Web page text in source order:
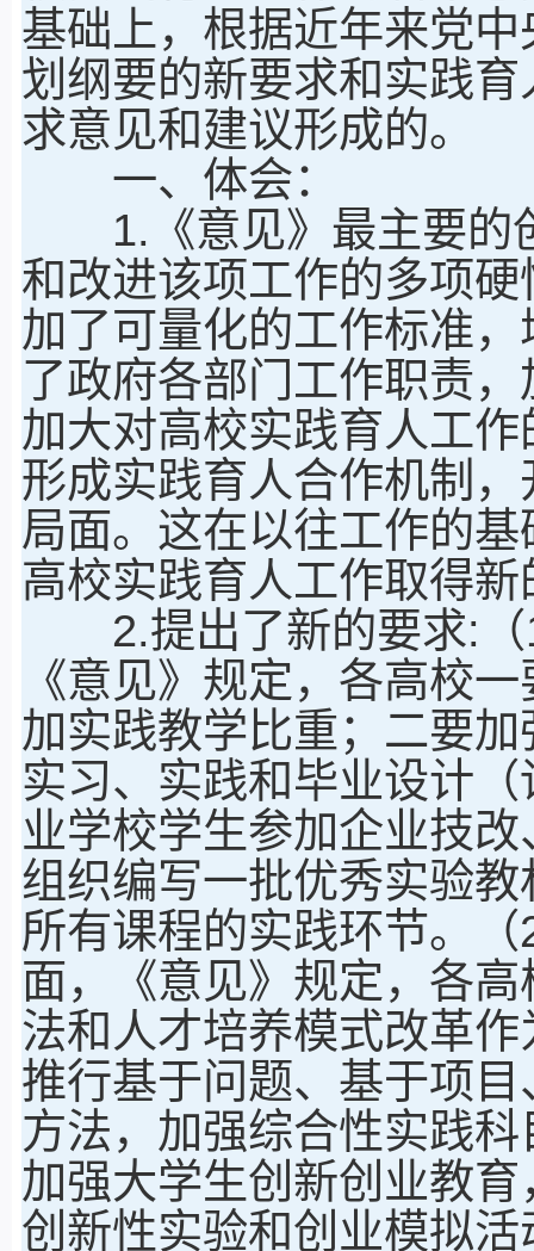
基础上，根据近年来党
划纲要的新要求和实践
求意见和建议形成的。
一、体会：
1.《意见》最主要的
和改进该项工作的多项
加了可量化的工作标准
了政府各部门工作职责
加大对高校实践育人工
形成实践育人合作机制
局面。这在以往工作的
高校实践育人工作取得新
2.提出了新的要求:（
《意见》规定，各高校
加实践教学比重；二要
实习、实践和毕业设计
业学校学生参加企业技
组织编写一批优秀实验
所有课程的实践环节。
面，《意见》规定，各
法和人才培养模式改革
推行基于问题、基于项
方法，加强综合性实践
加强大学生创新创业教
创新性实验和创业模拟活